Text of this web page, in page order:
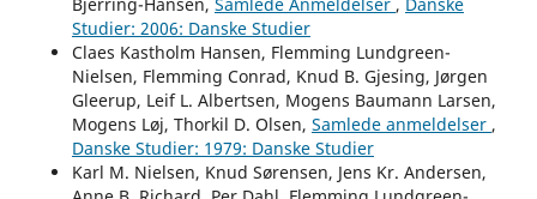
Studier: 2006: Danske Studier
Claes Kastholm Hansen, Flemming Lundgreen-
Nielsen, Flemming Conrad, Knud B. Gjesing, Jørgen
Gleerup, Leif L. Albertsen, Mogens Baumann Larsen,
Mogens Løj, Thorkil D. Olsen, Samlede anmeldelser ,
Danske Studier: 1979: Danske Studier
Karl M. Nielsen, Knud Sørensen, Jens Kr. Andersen,